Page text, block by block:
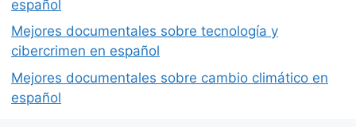
español
Mejores documentales sobre tecnología y
cibercrimen en español
Mejores documentales sobre cambio climático en
español